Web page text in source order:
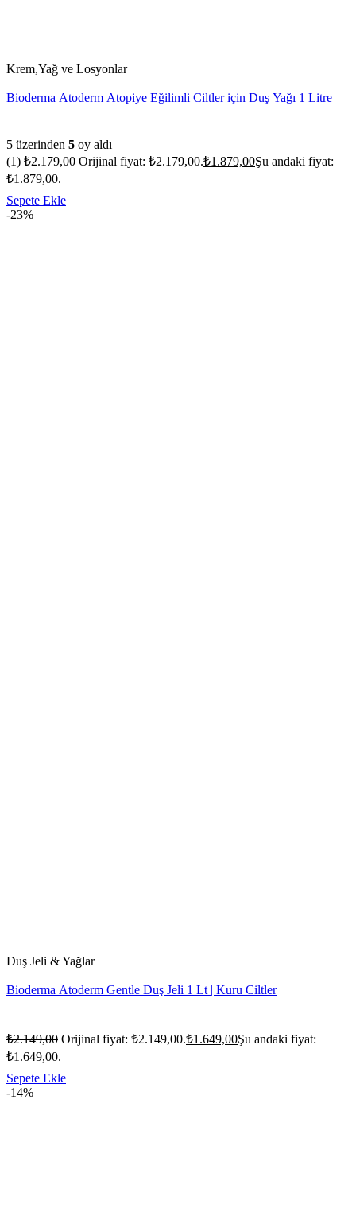
Krem,Yağ ve Losyonlar
Bioderma Atoderm Atopiye Eğilimli Ciltler için Duş Yağı 1 Litre
5 üzerinden 5 oy aldı
(1) ₺2.179,00 Orijinal fiyat: ₺2.179,00.₺1.879,00Şu andaki fiyat:
₺1.879,00.
Sepete Ekle
-23%
Duş Jeli & Yağlar
Bioderma Atoderm Gentle Duş Jeli 1 Lt | Kuru Ciltler
₺2.149,00 Orijinal fiyat: ₺2.149,00.₺1.649,00Şu andaki fiyat:
₺1.649,00.
Sepete Ekle
-14%